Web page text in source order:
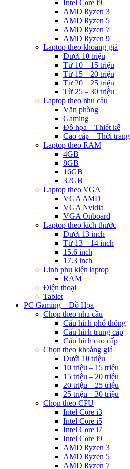
Intel Core i9
AMD Ryzen 3
AMD Ryzen 5
AMD Ryzen 7
AMD Ryzen 9
Laptop theo khoảng giá
Dưới 10 triệu
Từ 10 – 15 triệu
Từ 15 – 20 triệu
Từ 20 – 25 triệu
Từ 25 – 30 triệu
Laptop theo nhu cầu
Văn phòng
Gaming
Đồ họa – Thiết kế
Cao cấp – Thời trang
Laptop theo RAM
4GB
8GB
16GB
32GB
Laptop theo VGA
VGA AMD
VGA Nvidia
VGA Onboard
Laptop theo kích thước
Dưới 13 inch
Từ 13 – 14 inch
15.6 inch
17.3 inch
Linh phụ kiện laptop
RAM
Điện thoại
Tablet
PC Gaming – Đồ Họa
Chọn theo nhu cầu
Cấu hình phổ thông
Cấu hình trung cấp
Cấu hình cao cấp
Chọn theo khoảng giá
Dưới 10 triệu
10 triệu – 15 triệu
15 triệu – 20 triệu
20 triệu – 25 triệu
25 triệu – 30 triệu
Chọn theo CPU
Intel Core i3
Intel Core i5
Intel Core i7
Intel Core i9
AMD Ryzen 3
AMD Ryzen 5
AMD Ryzen 7